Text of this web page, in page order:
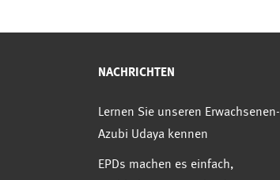
NACHRICHTEN
Lernen Sie unseren Erwachsenen-
Azubi Udaya kennen
EPDs machen es einfach,